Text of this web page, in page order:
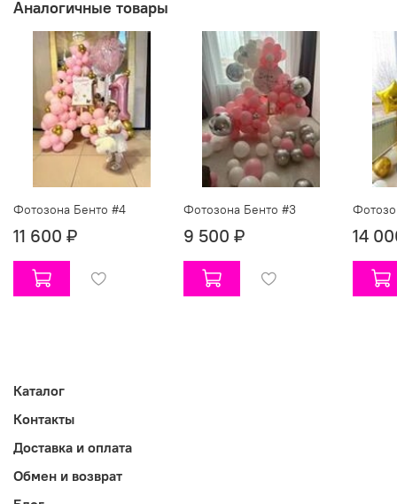
Аналогичные товары
Фотозона Бенто #4
11 600 ₽
Фотозона Бенто #3
9 500 ₽ 14
Каталог
Контакты
Доставка и оплата
Обмен и возврат